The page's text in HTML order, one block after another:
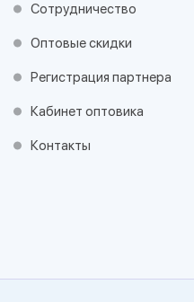
Сотрудничество
Оптовые скидки
Регистрация партнера
Кабинет оптовика
Контакты